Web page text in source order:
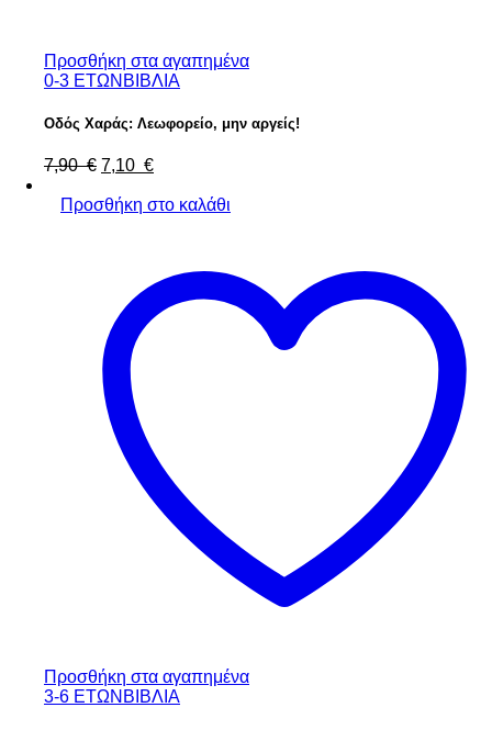
Προσθήκη στα αγαπημένα
0-3 ΕΤΩΝ ΒΙΒΛΙΑ
Οδός Χαράς: Λεωφορείο, μην αργείς!
7,90 € Original
was:
7,10 €Η
τιμή
Προσθήκη στο καλάθι
Προσθήκη στα αγαπημένα
3-6 ΕΤΩΝ ΒΙΒΛΙΑ